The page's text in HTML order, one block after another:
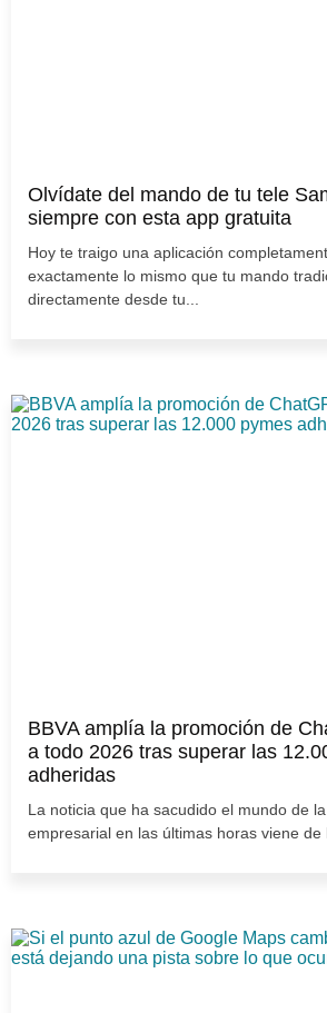
Olvídate del mando de tu tele
siempre con esta app gratuita
Hoy te traigo una aplicación
exactamente lo mismo que tu mando
directamente desde tu...
BBVA amplía la promoción de
a todo 2026 tras superar las
adheridas
La noticia que ha sacudido el mundo de
empresarial en las últimas horas viene de